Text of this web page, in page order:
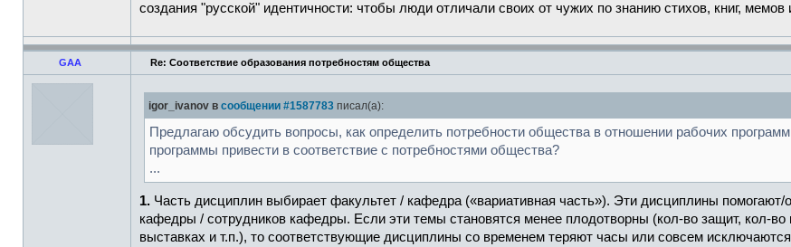
создания "русской" идентичности: чтобы люди отличали своих от чужих по знанию стихов, книг,
GAA Re: Соответствие образования потребностям общества
igor_ivanov в сообщении #1587783 писал(а):
Предлагаю обсудить вопросы, как определить потребности общества в отношении рабочих
программы привести в соответствие с потребностями общества?
...
1. Часть дисциплин выбирает факультет / кафедра («вариативная часть»). Эти дисциплины
кафедры / сотрудников кафедры. Если эти темы становятся менее плодотворны (кол-во защит, кол-
выставках и т.п.), то соответствующие дисциплины со временем теряют часы или совсем